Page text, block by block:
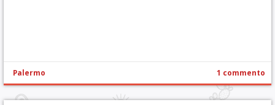
Palermo 1 commento